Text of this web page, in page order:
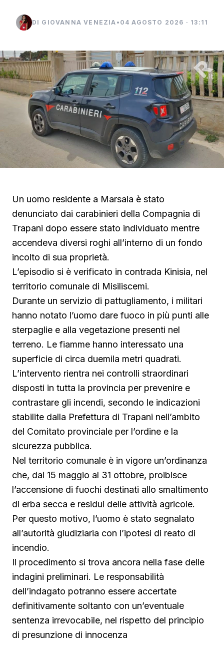
DI GIOVANNA VENEZIA • 04 AGOSTO 2026 · 13:11
Un uomo residente a Marsala è stato
denunciato dai carabinieri della Compagnia di
Trapani dopo essere stato individuato mentre
accendeva diversi roghi all’interno di un fondo
incolto di sua proprietà.
L’episodio si è verificato in contrada Kinisia, nel
territorio comunale di Misiliscemi.
Durante un servizio di pattugliamento, i militari
hanno notato l’uomo dare fuoco in più punti alle
sterpaglie e alla vegetazione presenti nel
terreno. Le fiamme hanno interessato una
superficie di circa duemila metri quadrati.
L’intervento rientra nei controlli straordinari
disposti in tutta la provincia per prevenire e
contrastare gli incendi, secondo le indicazioni
stabilite dalla Prefettura di Trapani nell’ambito
del Comitato provinciale per l’ordine e la
sicurezza pubblica.
Nel territorio comunale è in vigore un’ordinanza
che, dal 15 maggio al 31 ottobre, proibisce
l’accensione di fuochi destinati allo smaltimento
di erba secca e residui delle attività agricole.
Per questo motivo, l’uomo è stato segnalato
all’autorità giudiziaria con l’ipotesi di reato di
incendio.
Il procedimento si trova ancora nella fase delle
indagini preliminari. Le responsabilità
dell’indagato potranno essere accertate
definitivamente soltanto con un’eventuale
sentenza irrevocabile, nel rispetto del principio
di presunzione di innocenza